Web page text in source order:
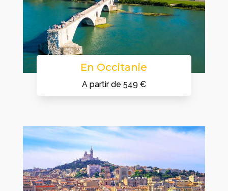
En Occitanie
A partir de 549 €